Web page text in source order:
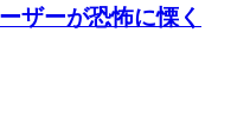
ザーが恐怖に慄く